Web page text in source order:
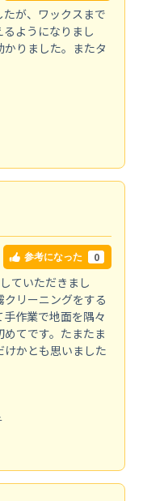
が、ワックスまで
ようになりまし
りました。またタ
参考になった 0
ていただきまし
リーニングをする
作業で地面を隅々
てです。たまたま
かとも思いました